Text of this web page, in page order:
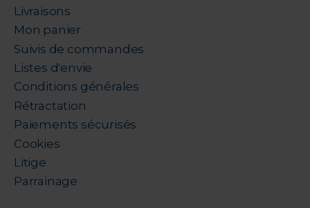
Livraisons
Mon panier
Suivis de commandes
Listes d'envie
Conditions générales
Rétractation
Paiements sécurisés
Cookies
Litige
Parrainage